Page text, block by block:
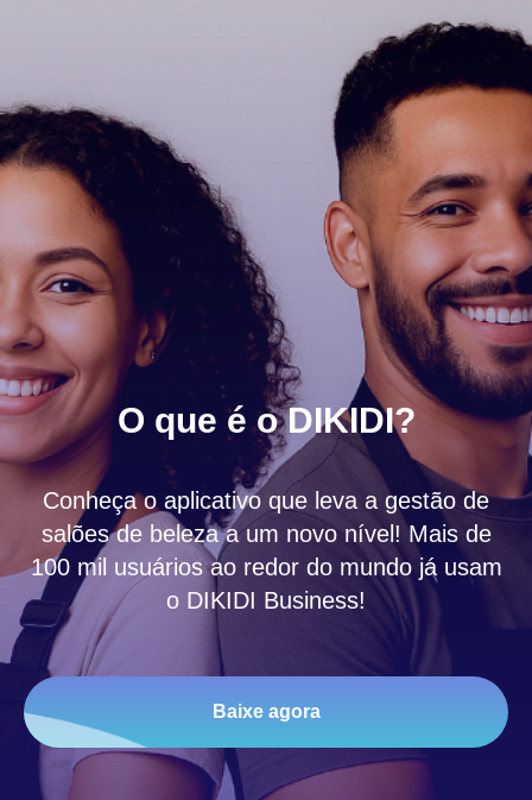
O que é o DIKIDI?
Conheça o aplicativo que leva a gestão de
salões de beleza a um novo nível! Mais de
100 mil usuários ao redor do mundo já usam
o DIKIDI Business!
Baixe agora